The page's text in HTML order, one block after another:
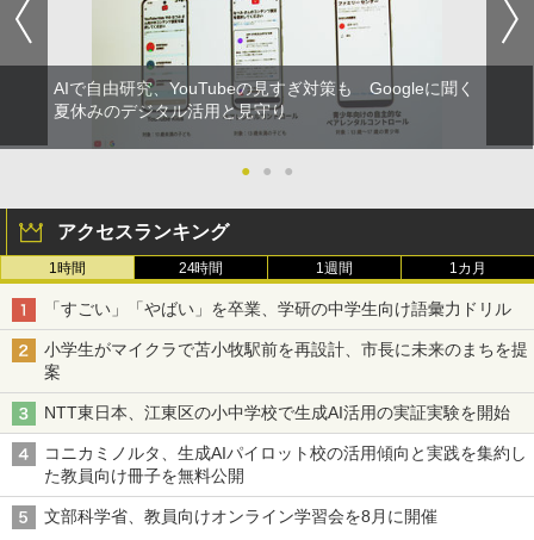
AIで自由研究、YouTubeの見すぎ対策も Googleに聞く
夏休みのデジタル活用と見守り
● ● ●
アクセスランキング
1時間 24時間 1週間 1カ月
「すごい」「やばい」を卒業、学研の中学生向け語彙力ドリル
小学生がマイクラで苫小牧駅前を再設計、市長に未来のまちを提
案
NTT東日本、江東区の小中学校で生成AI活用の実証実験を開始
コニカミノルタ、生成AIパイロット校の活用傾向と実践を集約し
た教員向け冊子を無料公開
文部科学省、教員向けオンライン学習会を8月に開催